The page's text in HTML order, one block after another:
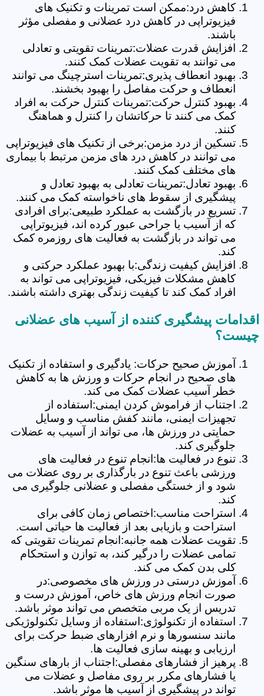
کاهش درد:ممکن است تمرینات و تکنیک های
فیزیوتراپی در کاهش درد عضلانی و مفصلی مؤثر
باشند.
افزایش قدرت عضلات:تمرینات تقویتی و تعادلی
می توانند به تقویت عضلات کمک کنند.
بهبود انعطاف پذیری:تمرینات استرچینگ می توانند
انعطاف و حرکت مفاصل را بهبود بخشند.
بهبود کنترل حرکت:تمرینات کنترل حرکت به افراد
کمک می کنند تا حرکاتشان را کنترل و هماهنگ
کنند.
تسکین از درد مزمن:برخی از تکنیک های فیزیوتراپی
می توانند در کاهش درد های مزمن مرتبط با بیماری
های مختلف کمک کنند.
بهبود تعادل:تمرینات تعادلی به بهبود تعادل و
پیشگیری از سقوط های ناخواسته کمک می کنند.
تسریع در بازگشت به عملکرد طبیعی:برای افرادی
که از آسیب یا جراحی عبور کرده اند، فیزیوتراپی
می تواند در بازگشت به فعالیت های روزمره کمک
کند.
افزایش کیفیت زندگی:با بهبود عملکرد حرکتی و
کاهش مشکلات فیزیکی، فیزیوتراپی می تواند به
افراد کمک کند تا کیفیت زندگی بهتری داشته باشند.
اقدامات پیشگیری کننده از آسیب های عضلانی
چیست؟
آموزش صحیح حرکات: یادگیری و استفاده از تکنیک
های صحیح در انجام حرکات و ورزش ها به کاهش
خطر آسیب عضلات کمک می کند.
اجتناب از فراموش کردن ایمنی:استفاده از
تجهیزات ایمنی، مانند کفش مناسب و وسایل
حمایتی در ورزش ها، می تواند از آسیب به عضلات
جلوگیری کند.
تنوع در فعالیت ها:انجام تنوع در فعالیت های
ورزشی باعث تنوع در بارگذاری بر روی عضلات می
شود و از خستگی مفصلی و عضلانی جلوگیری می
کند.
استراحت مناسب:اختصاص زمان کافی برای
استراحت و بازیابی بعد از فعالیت ها حیاتی است.
تقویت عضلات همه جانبه:انجام تمرینات تقویتی که
تمامی عضلات را درگیر کند، به توازن و استحکام
کلی بدن کمک می کند.
آموزش درستی در ورزش های مخصوصی:در
صورت انجام ورزش های خاص، آموزش درست و
تدریس از یک مربی متخصص می تواند موثر باشد.
استفاده از تکنولوژی:استفاده از وسایل تکنولوژیکی
مانند سنسورها و نرم افزارهای ضبط حرکت برای
ارزیابی و بهینه سازی فعالیت ها.
پرهیز از فشارهای مفصلی:اجتناب از بارهای سنگین
یا فشارهای مکرر بر روی مفاصل و عضلات می
تواند در پیشگیری از آسیب ها موثر باشد.